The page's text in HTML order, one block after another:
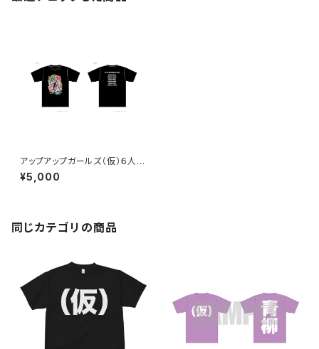
アップアップガールズ（仮）６人イ
ラストTシャツ
¥5,000
同じカテゴリの商品